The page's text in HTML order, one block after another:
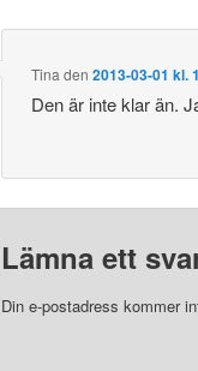
Tina den2013-03-01 kl.
Den är inte klar än.
Lämna ett
Din e-postadress kommer